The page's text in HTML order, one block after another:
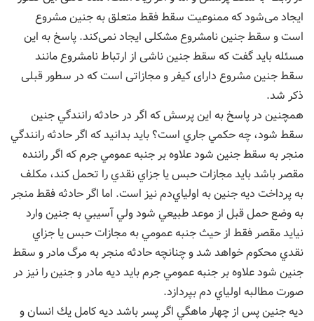
ایجاد می‌شود که ممنوعیت سقط فقط متعلق به جنین مشروع
است و سقط جنین نامشروع مشکلی ایجاد نمی‌کند. پاسخ به این
مسئله باید گفت که سقط جنین ناشی از ارتباط نامشروع مانند
سقط جنین مشروع دارای کیفر و مجازاتی است که در سطور قبلی
ذکر شد.
همچنین در پاسخ به این پرسش که اگر در حادثه رانندگي جنين
سقط شود، چه حكمي جاري است؟ باید بدانید که اگر حادثه رانندگي
منجر به سقط جنين شود علاوه بر جنبه عمومي جرم كه اگر راننده
مقصر باشد باید مجازات حبس يا جزاي نقدي را تحمل كند، مكلف
به پرداخت ديه جنين به اولياي‌دم نیز است. اما اگر حادثه فقط منجر
به وضع حمل قبل از موعد طبيعي شود ولي آسيبي به جنين وارد
نيايد مقصر فقط از حيث جنبه عمومي به مجازات حبس يا جزاي
نقدي محكوم خواهد شد و چنانچه حادثه منجر به مرگ مادر و سقط
جنين شود علاوه بر جنبه عمومي جرم بايد ديه مادر و جنين را نيز در
صورت مطالبه اولياي دم بپردازد.
ديه جنين پس از چهار ماهگي اگر پسر باشد ديه كامل يك انسان و